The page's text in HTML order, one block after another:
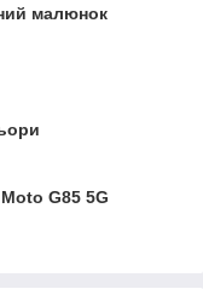
малюнок
G85 5G